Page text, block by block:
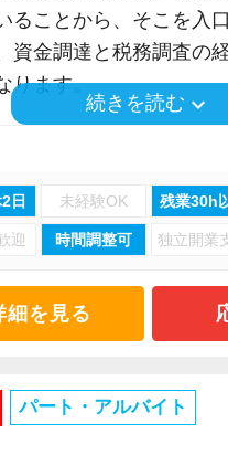
タッフの声＞
所を選んだ理由は？
い業務を経験できる点に
に働いてみてどうですか
まな業務を任せてもら
スピードが上がったと
雰囲気は？
じています。
ることから、そこを入
資金調達と税務調査の
ります。
客様がメインなことか
の若い経営者の方が多
念として「お客様だか
」という対応は間違っ
脱税志向が強い方、無
強い方、人柄がサポー
続きを読む keyboard_arrow_down
日 未経験OK 残業30h
迎 時間調整可 独立開業
細を見る
パート・アルバイト